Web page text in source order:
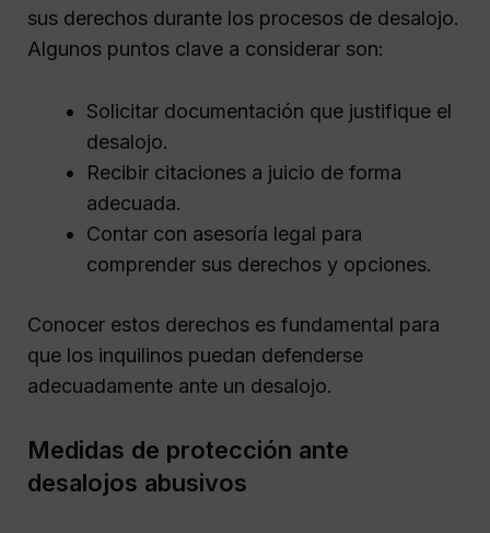
sus derechos durante los procesos de desalojo.
Algunos puntos clave a considerar son:
Solicitar documentación que justifique el
desalojo.
Recibir citaciones a juicio de forma
adecuada.
Contar con asesoría legal para
comprender sus derechos y opciones.
Conocer estos derechos es fundamental para
que los inquilinos puedan defenderse
adecuadamente ante un desalojo.
Medidas de protección ante
desalojos abusivos